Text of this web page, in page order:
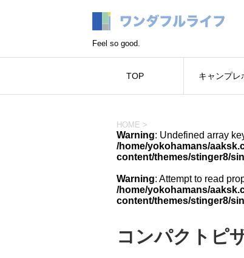
Feel so good.
TOP キャンプレ
HOME >
Warning: Undefined array
/home/yokohamans/
content/themes/stinger8/
Warning: Attempt to read
/home/yokohamans/
content/themes/stinger8/
コンパクトピ